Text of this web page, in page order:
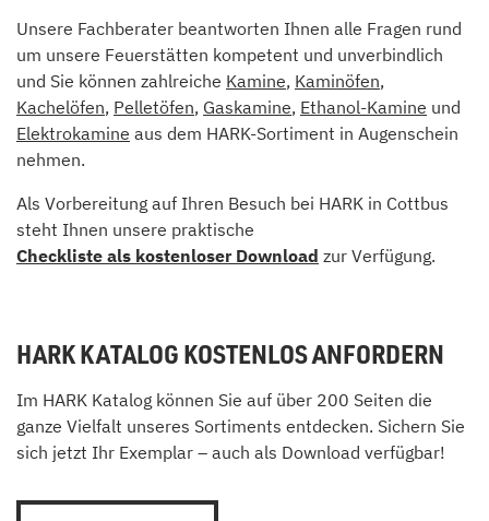
Unsere Fachberater beantworten Ihnen alle Fragen rund
um unsere Feuerstätten kompetent und unverbindlich
und Sie können zahlreiche Kamine, Kaminöfen,
Kachelöfen, Pelletöfen, Gaskamine, Ethanol-Kamine und
Elektrokamine aus dem HARK-Sortiment in Augenschein
nehmen.
Als Vorbereitung auf Ihren Besuch bei HARK in Cottbus
steht Ihnen unsere praktische
Checkliste als kostenloser Download zur Verfügung.
HARK KATALOG KOSTENLOS ANFORDERN
Im HARK Katalog können Sie auf über 200 Seiten die
ganze Vielfalt unseres Sortiments entdecken. Sichern Sie
sich jetzt Ihr Exemplar – auch als Download verfügbar!